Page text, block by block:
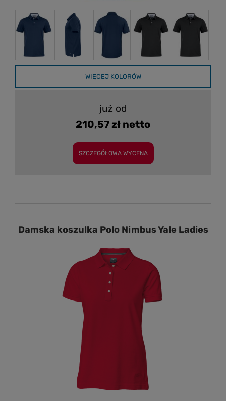
WIĘCEJ KOLORÓW
już od
210,57 zł netto
SZCZEGÓŁOWA WYCENA
Damska koszulka Polo Nimbus Yale Ladies